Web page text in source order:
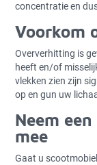
concentratie en
Voorkom
Oververhitting is
heeft en/of
vlekken zien zijn
op en gun uw
Neem
mee
Gaat u